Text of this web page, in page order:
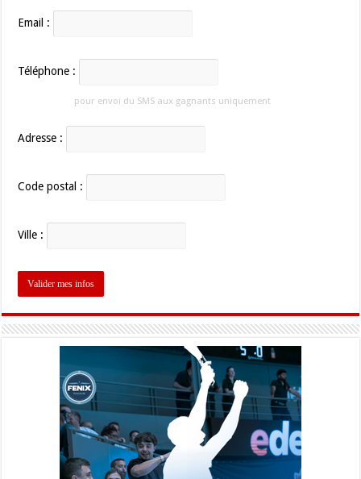
Email :
Téléphone :
pour envoi du SMS aux gagnants uniquement
Adresse :
Code postal :
Ville :